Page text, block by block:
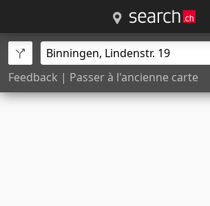
Feedback | Passer à l'ancienne carte